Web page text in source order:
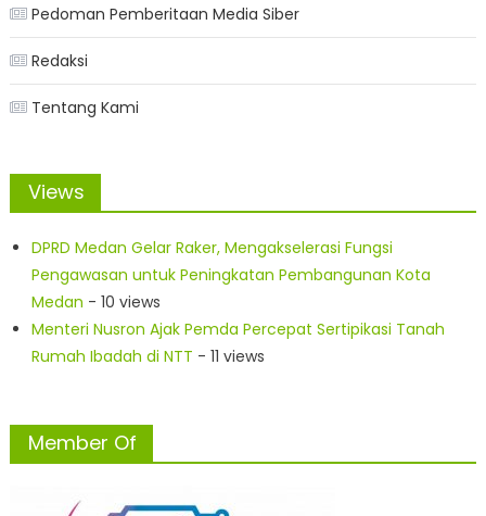
Pedoman Pemberitaan Media Siber
Redaksi
Tentang Kami
Views
DPRD Medan Gelar Raker, Mengakselerasi Fungsi
Pengawasan untuk Peningkatan Pembangunan Kota
Medan - 10 views
Menteri Nusron Ajak Pemda Percepat Sertipikasi Tanah
Rumah Ibadah di NTT - 11 views
Member Of